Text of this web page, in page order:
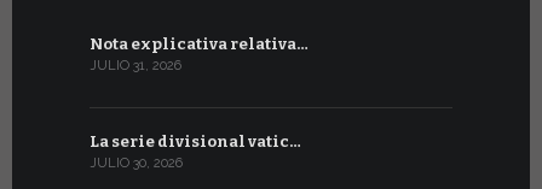
Nota explicativa relativa…
JULIO 31, 2026
La serie divisional vatic…
JULIO 30, 2026